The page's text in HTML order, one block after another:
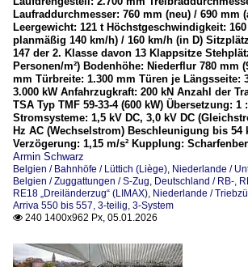
Laufraddurchmesser: 760 mm (neu) / 690 mm
Leergewicht: 121 t Höchstgeschwindigkeit:
planmäßig 140 km/h) / 160 km/h (in D)
147 der 2. Klasse davon 13 Klappsitze
Personen/m²) Bodenhöhe: Niederflur 780 mm
mm Türbreite: 1.300 mm Türen je Längsseite:
3.000 kW Anfahrzugkraft: 200 kN Anzahl der
TSA Typ TMF 59-33-4 (600 kW) Übersetzung: 1
Stromsysteme: 1,5 kV DC, 3,0 kV DC
Hz AC (Wechselstrom) Beschleunigung bis 54
Verzögerung: 1,15 m/s² Kupplung:
Armin Schwarz
Belgien / Bahnhöfe / Lüttich (Liège) Niederlande /
Belgien / Zuggattungen / S-Zug Deutschland / RB-,
RE18 „Dreiländerzug“ (LIMAX) Niederlande /
Arriva 550 bis 557, 3-teilig, 3-System
 240 1400x962 Px, 05.01.2026